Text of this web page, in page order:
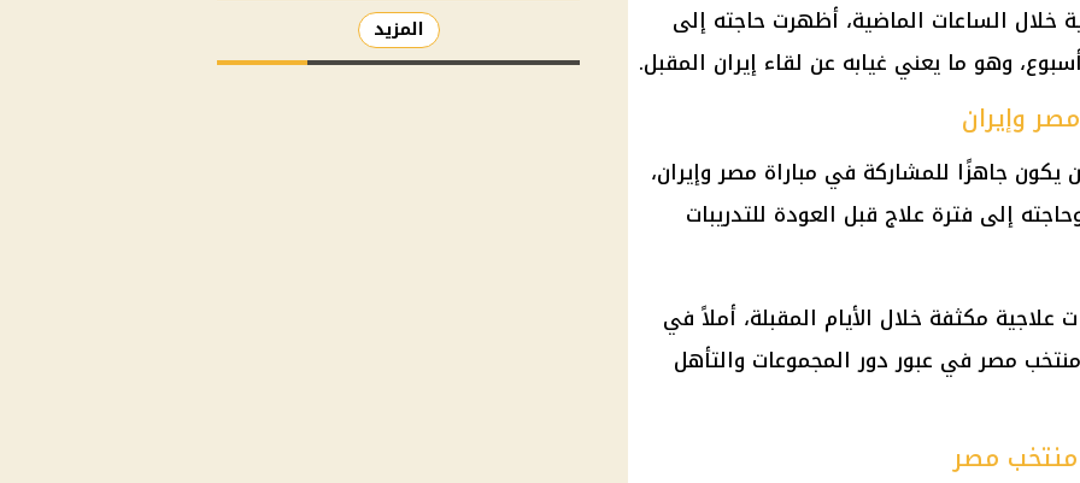
الساعات الماضية، أظهرت حاجته إلى
وهو ما يعني غيابه عن لقاء إيران المقبل.
وإيران
جاهزًا للمشاركة في مباراة مصر وإيران،
إلى فترة علاج قبل العودة للتدريبات
علاجية مكثفة خلال الأيام المقبلة، أملاً في
منتخب مصر في عبور دور المجموعات والتأهل
مصر
المزيد